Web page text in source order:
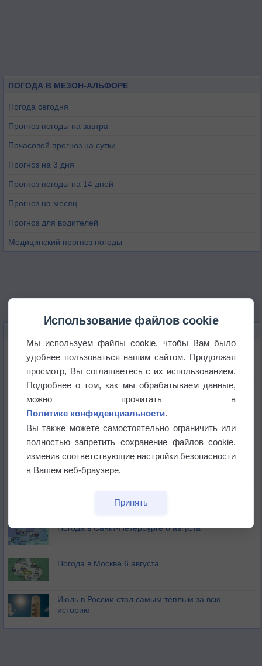
ПОГОДА В МЕЗОН-АЛЬФОРЕ
Погода сегодня
Прогноз погоды на завтра
Почасовой прогноз на сутки
Прогноз на 3 дня
Прогноз погоды на 14 дней
Прогноз на месяц
Прогноз для водителей
Медицинский прогноз погоды
Атмосфера начала замерзать
В Приморье обнаружены морские волны тепла
Изменение климата повлияло на ареал обитания
бабочек
Погода в Екатеринбурге 6 августа
Погода в Санкт-Петербурге 6 августа
Погода в Москве 6 августа
Июль в России стал самым тёплым за всю
историю
Использование файлов cookie
Мы используем файлы cookie, чтобы Вам было
удобнее пользоваться нашим сайтом. Продолжая
просмотр, Вы соглашаетесь с их использованием.
Подробнее о том, как мы обрабатываем данные,
можно прочитать в
Политике конфиденциальности.
Вы также можете самостоятельно ограничить или
полностью запретить сохранение файлов cookie,
изменив соответствующие настройки безопасности
в Вашем веб-браузере.
Принять